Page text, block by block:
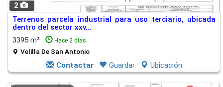
2
Terrenos parcela industrial para uso terciario, ubicada
dentro del sector xxv...
3395 m²
Hace 2 días
Velilla De San Antonio
Contactar Guardar Ubicación